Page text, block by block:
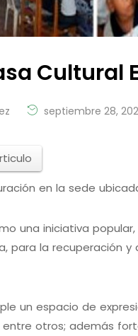
Cultural
septiembre 28,
en la sede
una iniciativa
para la recuperación
un espacio de
otros; además